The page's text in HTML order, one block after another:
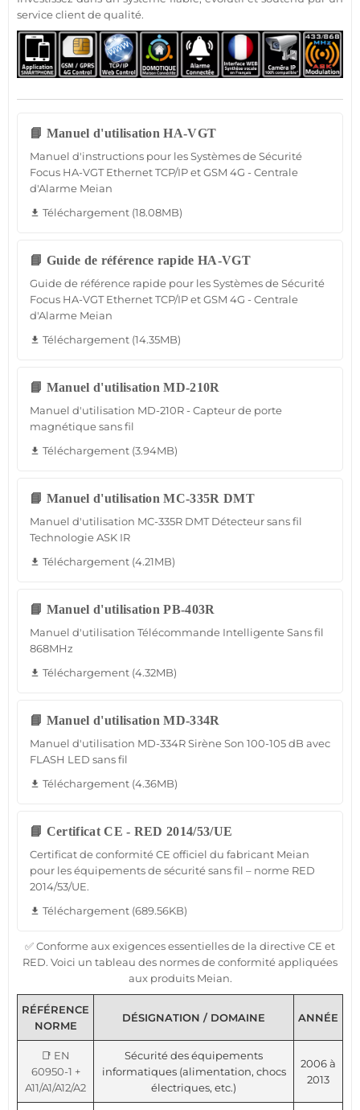
service client de qualité.
📘 Manuel d'utilisation HA-VGT
Manuel d'instructions pour les Systèmes de Sécurité
Focus HA-VGT Ethernet TCP/IP et GSM 4G - Centrale
d'Alarme Meian
file_download Téléchargement (18.08MB)
📘 Guide de référence rapide HA-VGT
Guide de référence rapide pour les Systèmes de Sécurité
Focus HA-VGT Ethernet TCP/IP et GSM 4G - Centrale
d'Alarme Meian
file_download Téléchargement (14.35MB)
📘 Manuel d'utilisation MD-210R
Manuel d'utilisation MD-210R - Capteur de porte
magnétique sans fil
file_download Téléchargement (3.94MB)
📘 Manuel d'utilisation MC-335R DMT
Manuel d'utilisation MC-335R DMT Détecteur sans fil
Technologie ASK IR
file_download Téléchargement (4.21MB)
📘 Manuel d'utilisation PB-403R
Manuel d'utilisation Télécommande Intelligente Sans fil
868MHz
file_download Téléchargement (4.32MB)
📘 Manuel d'utilisation MD-334R
Manuel d'utilisation MD-334R Sirène Son 100-105 dB avec
FLASH LED sans fil
file_download Téléchargement (4.36MB)
📘 Certificat CE - RED 2014/53/UE
Certificat de conformité CE officiel du fabricant Meian
pour les équipements de sécurité sans fil – norme RED
2014/53/UE.
file_download Téléchargement (689.56KB)
✅ Conforme aux exigences essentielles de la directive CE et
RED. Voici un tableau des normes de conformité appliquées
aux produits Meian.
RÉFÉRENCE
NORME
DÉSIGNATION / DOMAINE ANNÉE
📑 EN
60950-1 +
A11/A1/A12/A2
Sécurité des équipements
informatiques (alimentation, chocs
électriques, etc.)
2006 à
2013